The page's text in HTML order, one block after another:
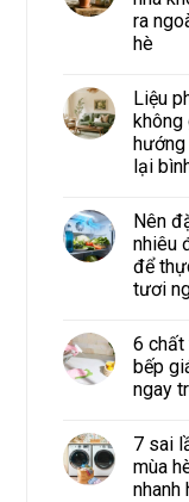
ra
hè
Liệu
không
hướng
lại
Nên
nhiêu
để
tươi
6 chất
bếp
ngay
7 sai
mùa
nhanh